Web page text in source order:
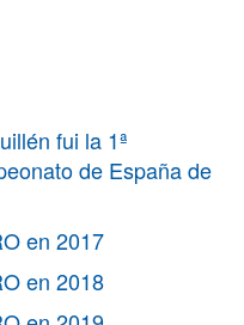
fui la 1ª
de España de
en 2017
en 2018